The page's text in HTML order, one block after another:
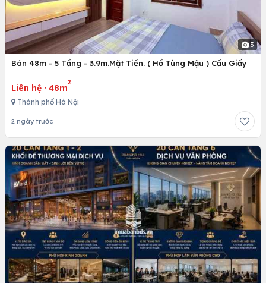
3
Bán 48m - 5 Tầng - 3.9m.Mặt Tiền. ( Hồ Tùng Mậu ) Cầu Giấy
Liên hệ · 48m
2
Thành phố Hà Nội
2 ngày trước